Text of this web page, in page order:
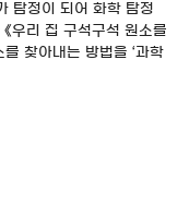
탐정이 되어 화학 탐정
우리 집 구석구석 원소를
찾아내는 방법을 ‘과학